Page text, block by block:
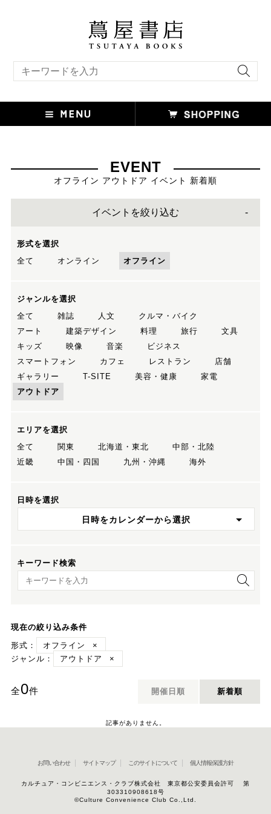
EVENT
オフライン アウトドア イベント 新着順
イベントを絞り込む
形式を選択
全て
オンライン オフライン
ジャンルを選択
全て
雑誌 人文
クルマ・バイク
アート
建築デザイン 料理 旅行
文具
キッズ
映像 音楽
ビジネス
スマートフォン
カフェ レストラン
店舗
ギャラリー
T-SITE 美容・健康
家電
アウトドア
エリアを選択
全て
関東 北海道・東北
中部・北陸
近畿
中国・四国 九州・沖縄 海外
日時を選択
日時をカレンダーから選択
キーワード検索
キーワード検索
現在の絞り込み条件
形式：
オフライン
×
ジャンル：
アウトドア ×
全0件 開催日順 新着順
記事がありません。
お問い合わせ サイトマップ このサイトについて 個人情報保護方針
カルチュア・コンビニエンス・クラブ株式会社 東京都公安委員会許可 第
303310908618号
©Culture Convenience Club Co.,Ltd.